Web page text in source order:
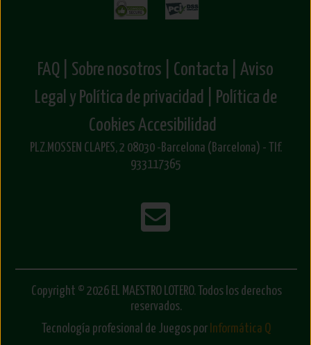
FAQ | Sobre nosotros | Contacta |
Aviso
Legal y Política de privacidad |
Política de
CookiesAccesibilidad
PLZ.MOSSEN CLAPES, 2 08030 -Barcelona (Barcelona) - Tlf.
933117365
Copyright © 2026 EL MAESTRO LOTERO. Todos los derechos
reservados.
Tecnología profesional de Juegos por Informática Q